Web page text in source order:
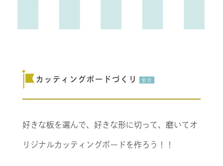
カッティングボードづくり 全日
好きな板を選んで、好きな形に切って、磨いてオ
リジナルカッティングボードを作ろう！！